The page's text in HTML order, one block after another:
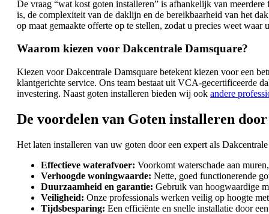
De vraag “wat kost goten installeren” is afhankelijk van
is, de complexiteit van de daklijn en de bereikbaarheid van het
op maat gemaakte offerte op te stellen, zodat u precies weet waar
Waarom kiezen voor Dakcentrale Damsquare?
Kiezen voor Dakcentrale Damsquare betekent kiezen voor een
klantgerichte service. Ons team bestaat uit VCA-gecertificeerde
investering. Naast goten installeren bieden wij ook andere
De voordelen van Goten installeren
Het laten installeren van uw goten door een expert als
Effectieve waterafvoer: Voorkomt waterschade aan
Verhoogde woningwaarde: Nette, goed functionerende
Duurzaamheid en garantie: Gebruik van hoogwaardige
Veiligheid: Onze professionals werken veilig op hoogte
Tijdsbesparing: Een efficiënte en snelle installatie door